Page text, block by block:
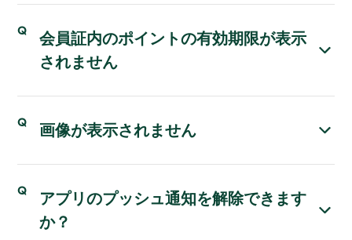
会員証内のポイントの有効期限が表示
されません
画像が表示されません
アプリのプッシュ通知を解除できます
か？